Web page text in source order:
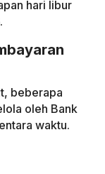
hari libur
beberapa
oleh Bank
waktu.